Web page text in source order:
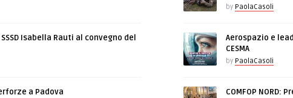
Isabella Rauti al convegno del
a Padova
by PaolaCasoli
Aerospazio e
CESMA
by PaolaCasoli
COMFOP